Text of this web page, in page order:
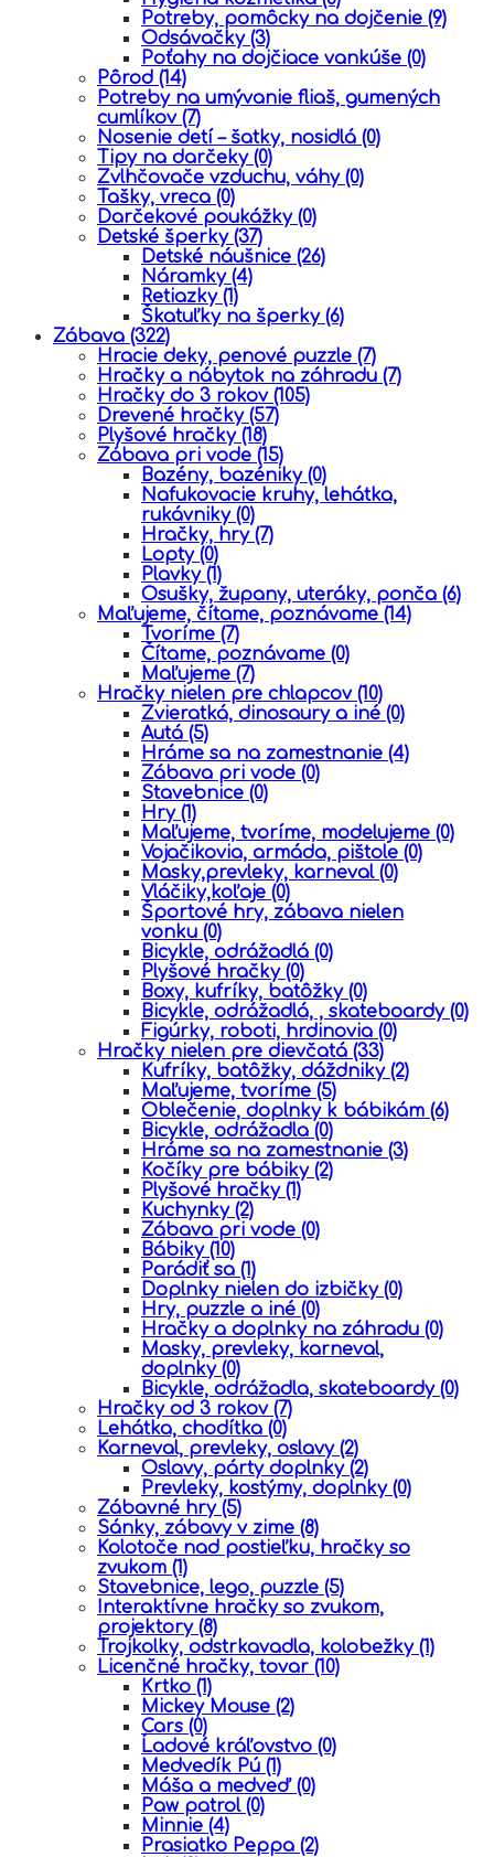
Potreby, pomôcky na dojčenie (9)
Odsávačky (3)
Poťahy na dojčiace vankúše (0)
Pôrod (14)
Potreby na umývanie fliaš, gumených
cumlíkov (7)
Nosenie detí – šatky, nosidlá (0)
Tipy na darčeky (0)
Zvlhčovače vzduchu, váhy (0)
Tašky, vreca (0)
Darčekové poukážky (0)
Detské šperky (37)
Detské náušnice (26)
Náramky (4)
Retiazky (1)
Škatuľky na šperky (6)
Zábava (322)
Hracie deky, penové puzzle (7)
Hračky a nábytok na záhradu (7)
Hračky do 3 rokov (105)
Drevené hračky (57)
Plyšové hračky (18)
Zábava pri vode (15)
Bazény, bazéniky (0)
Nafukovacie kruhy, lehátka,
rukávniky (0)
Hračky, hry (7)
Lopty (0)
Plavky (1)
Osušky, župany, uteráky, ponča (6)
Maľujeme, čítame, poznávame (14)
Tvoríme (7)
Čítame, poznávame (0)
Maľujeme (7)
Hračky nielen pre chlapcov (10)
Zvieratká, dinosaury a iné (0)
Autá (5)
Hráme sa na zamestnanie (4)
Zábava pri vode (0)
Stavebnice (0)
Hry (1)
Maľujeme, tvoríme, modelujeme (0)
Vojačikovia, armáda, pištole (0)
Masky,prevleky, karneval (0)
Vláčiky,koľaje (0)
Športové hry, zábava nielen
vonku (0)
Bicykle, odrážadlá (0)
Plyšové hračky (0)
Boxy, kufríky, batôžky (0)
Bicykle, odrážadlá, , skateboardy (0)
Figúrky, roboti, hrdinovia (0)
Hračky nielen pre dievčatá (33)
Kufríky, batôžky, dáždniky (2)
Maľujeme, tvoríme (5)
Oblečenie, doplnky k bábikám (6)
Bicykle, odrážadla (0)
Hráme sa na zamestnanie (3)
Kočíky pre bábiky (2)
Plyšové hračky (1)
Kuchynky (2)
Zábava pri vode (0)
Bábiky (10)
Parádiť sa (1)
Doplnky nielen do izbičky (0)
Hry, puzzle a iné (0)
Hračky a doplnky na záhradu (0)
Masky, prevleky, karneval,
doplnky (0)
Bicykle, odrážadla, skateboardy (0)
Hračky od 3 rokov (7)
Lehátka, chodítka (0)
Karneval, prevleky, oslavy (2)
Oslavy, párty doplnky (2)
Prevleky, kostýmy, doplnky (0)
Zábavné hry (5)
Sánky, zábavy v zime (8)
Kolotoče nad postieľku, hračky so
zvukom (1)
Stavebnice, lego, puzzle (5)
Interaktívne hračky so zvukom,
projektory (8)
Trojkolky, odstrkavadla, kolobežky (1)
Licenčné hračky, tovar (10)
Krtko (1)
Mickey Mouse (2)
Cars (0)
Ĺadové kráľovstvo (0)
Medvedík Pú (1)
Máša a medveď (0)
Paw patrol (0)
Minnie (4)
Prasiatko Peppa (2)